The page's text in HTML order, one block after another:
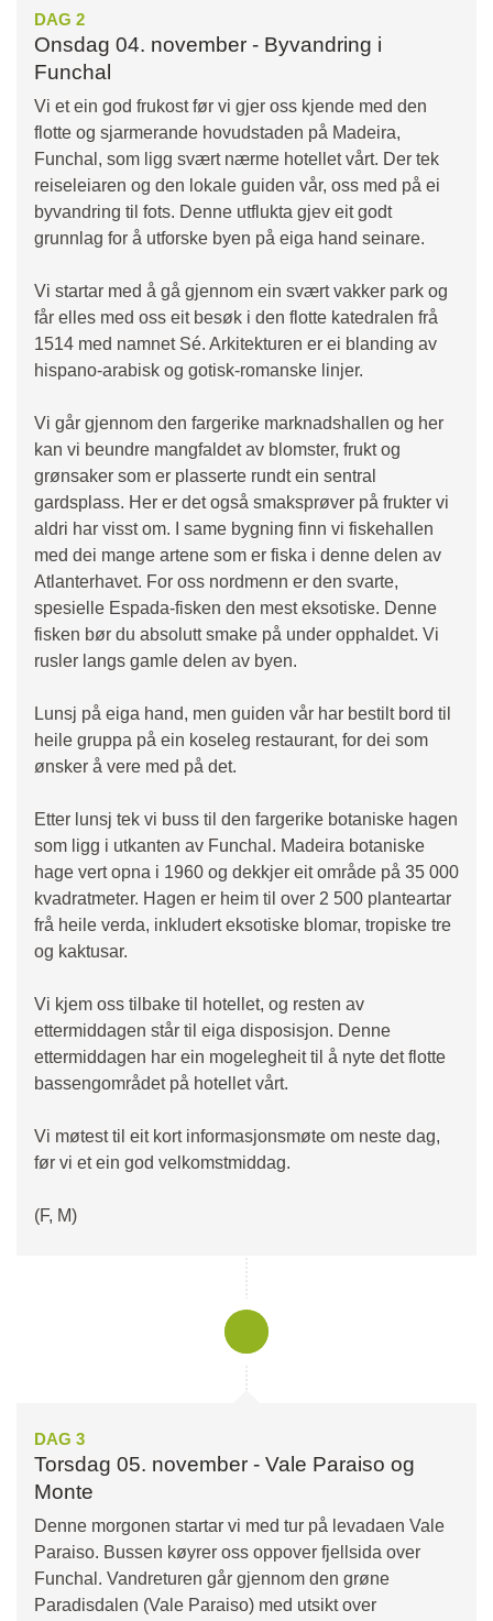
DAG 2
Onsdag 04. november - Byvandring i
Funchal
Vi et ein god frukost før vi gjer oss kjende med den
flotte og sjarmerande hovudstaden på Madeira,
Funchal, som ligg svært nærme hotellet vårt. Der tek
reiseleiaren og den lokale guiden vår, oss med på ei
byvandring til fots. Denne utflukta gjev eit godt
grunnlag for å utforske byen på eiga hand seinare.
Vi startar med å gå gjennom ein svært vakker park og
får elles med oss eit besøk i den flotte katedralen frå
1514 med namnet Sé. Arkitekturen er ei blanding av
hispano-arabisk og gotisk-romanske linjer.
Vi går gjennom den fargerike marknadshallen og her
kan vi beundre mangfaldet av blomster, frukt og
grønsaker som er plasserte rundt ein sentral
gardsplass. Her er det også smaksprøver på frukter vi
aldri har visst om. I same bygning finn vi fiskehallen
med dei mange artene som er fiska i denne delen av
Atlanterhavet. For oss nordmenn er den svarte,
spesielle Espada-fisken den mest eksotiske. Denne
fisken bør du absolutt smake på under opphaldet. Vi
rusler langs gamle delen av byen.
Lunsj på eiga hand, men guiden vår har bestilt bord til
heile gruppa på ein koseleg restaurant, for dei som
ønsker å vere med på det.
Etter lunsj tek vi buss til den fargerike botaniske hagen
som ligg i utkanten av Funchal. Madeira botaniske
hage vert opna i 1960 og dekkjer eit område på 35 000
kvadratmeter. Hagen er heim til over 2 500 planteartar
frå heile verda, inkludert eksotiske blomar, tropiske tre
og kaktusar.
Vi kjem oss tilbake til hotellet, og resten av
ettermiddagen står til eiga disposisjon. Denne
ettermiddagen har ein mogelegheit til å nyte det flotte
bassengområdet på hotellet vårt.
Vi møtest til eit kort informasjonsmøte om neste dag,
før vi et ein god velkomstmiddag.
(F, M)
DAG 3
Torsdag 05. november - Vale Paraiso og
Monte
Denne morgonen startar vi med tur på levadaen Vale
Paraiso. Bussen køyrer oss oppover fjellsida over
Funchal. Vandreturen går gjennom den grøne
Paradisdalen (Vale Paraiso) med utsikt over